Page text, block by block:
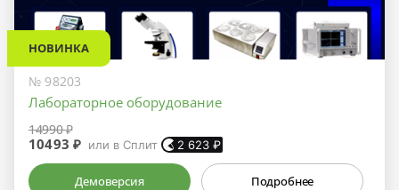
НОВИНКА
№ 98203
Лабораторное оборудование
14990 ₽
10493 ₽ или в Сплит 2 623 ₽
Демоверсия Подробнее